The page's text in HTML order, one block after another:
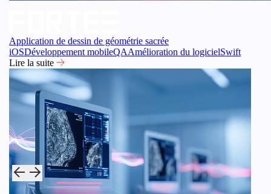
Application de dessin de géométrie sacrée
iOSDéveloppement mobileQAAmélioration du logicielSwift
Lire la suite